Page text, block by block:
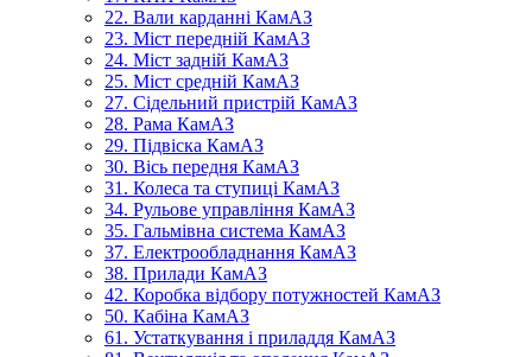
22. Вали карданні КамАЗ
23. Міст передній КамАЗ
24. Міст задній КамАЗ
25. Міст средній КамАЗ
27. Сідельний пристрій КамАЗ
28. Рама КамАЗ
29. Підвіска КамАЗ
30. Вісь передня КамАЗ
31. Колеса та ступиці КамАЗ
34. Рульове управління КамАЗ
35. Гальмівна система КамАЗ
37. Електрообладнання КамАЗ
38. Прилади КамАЗ
42. Коробка відбору потужностей КамАЗ
50. Кабіна КамАЗ
61. Устаткування і приладдя КамАЗ